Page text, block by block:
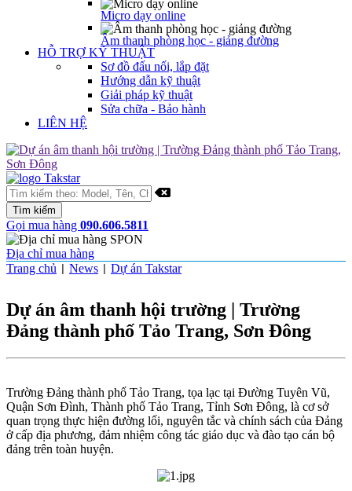
Micro dạy online
Âm thanh phòng học - giảng đường
HỖ TRỢ KỸ THUẬT
Sơ đồ đấu nối, lắp đặt
Hướng dẫn kỹ thuật
Giải pháp kỹ thuật
Sửa chữa - Bảo hành
LIÊN HỆ
Gọi mua hàng 090.606.5811
Địa chỉ mua hàng
Trang chủ
News Dự án Takstar
Dự án âm thanh hội trường | Trường
Đảng thành phố Tảo Trang, Sơn Đông
Trường Đảng thành phố Tảo Trang, tọa lạc tại Đường Tuyên Vũ,
Quận Sơn Đình, Thành phố Tảo Trang, Tỉnh Sơn Đông, là cơ sở
quan trọng thực hiện đường lối, nguyên tắc và chính sách của Đảng
ở cấp địa phương, đảm nhiệm công tác giáo dục và đào tạo cán bộ
đảng trên toàn huyện.